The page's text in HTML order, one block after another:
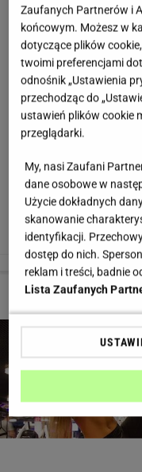
'Ćwiczenia na siłowni
wciągnęłam się w wir
zostać trenerką personalną
zdobywania kolejnych
i biorę udział w różnych
Paulina Kuczyńska
Zaufanych Partnerów i
końcowym. Możesz w
dotyczące plików
twoimi preferencjami
odnośnik „Ustawienia
przechodząc do
ustawień plików cookie
przeglądarki.
My, nasi Zaufani
dane osobowe w
Użycie dokładnych
skanowanie
identyfikacji.
dostęp do nich.
reklam i treści, badnie
Lista Zaufanych